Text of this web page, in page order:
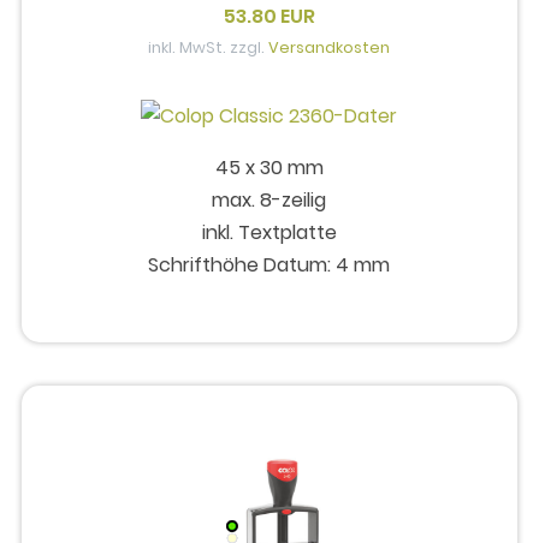
53.80 EUR
inkl. MwSt. zzgl.Versandkosten
45 x 30 mm
max. 8-zeilig
inkl. Textplatte
Schrifthöhe Datum: 4 mm